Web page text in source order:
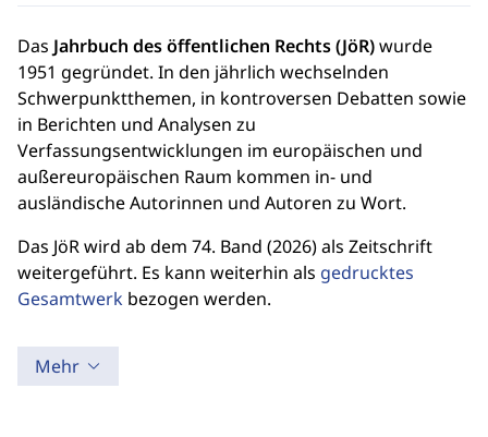
Das Jahrbuch des öffentlichen Rechts (JöR)wurde
1951 gegründet. In den jährlich wechselnden
Schwerpunktthemen, in kontroversen Debatten sowie
in Berichten und Analysen zu
Verfassungsentwicklungen im europäischen und
außereuropäischen Raum kommen in- und
ausländische Autorinnen und Autoren zu Wort.
Das JöR wird ab dem 74. Band (2026) als Zeitschrift
weitergeführt. Es kann weiterhin als gedrucktes
Gesamtwerk bezogen werden.
Mehr